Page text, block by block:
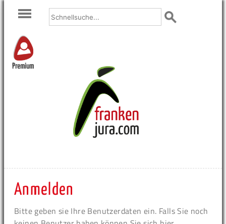
Premium
Anmelden
Bitte geben sie Ihre Benutzerdaten ein. Falls Sie noch